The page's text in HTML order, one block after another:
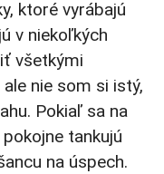
ktoré vyrábajú
v niekoľkých
všetkými
nie som si istý,
Pokiaľ sa na
tankujú
na úspech.